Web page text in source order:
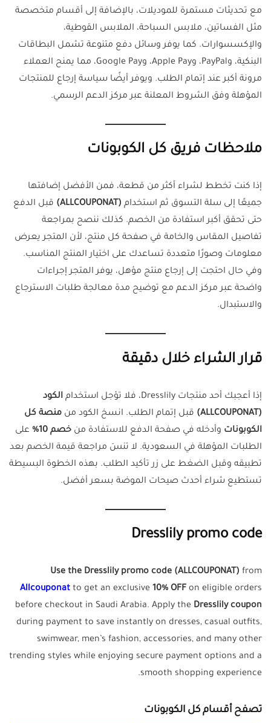
مع تحديثات مستمرة للموديلات، بالإضافة إلى أقسام متخصصة
مثل الفساتين، ملابس السباحة، الملابس القوطية،
والإكسسوارات. كما يوفر وسائل دفع متنوعة تشمل البطاقات
البنكية، وPayPal، وApple Pay، وGoogle Pay، مما يمنح العملاء
مرونة أكبر عند إتمام الطلب. ويوفر أيضًا سياسة إرجاع للمنتجات
المؤهلة وفق الشروط المعلنة عبر مركز الدعم الرسمي.
ملاحظات فريق كل الكوبونات
إذا كنت تخطط لشراء أكثر من قطعة، فمن الأفضل إضافتها
جميعًا إلى سلة التسوق ثم استخدام (ALLCOUPONAT)
قبل الدفع
حتى تحقق أكبر استفادة من الخصم. كذلك ننصح بمراجعة
تفاصيل المقاس والخامة في صفحة كل منتج، لأن المتجر يعرض
معلومات وصورًا متعددة تساعدك على اختيار المنتج المناسب.
وفي حال احتجت إلى إرجاع منتج مؤهل، يوفر المتجر إجراءات
واضحة عبر مركز الدعم مع توضيح مدة معالجة طلبات الاسترجاع
والاستبدال.
قرار الشراء خلال دقيقة
إذا أعجبك أحد منتجات Dresslily، فلا تؤجل استخدام
الكود
(ALLCOUPONAT)
قبل إتمام الطلب. انسخ الكود من منصة كل
الكوبونات وأدخله في صفحة الدفع للاستفادة من خصم 10%
على
الطلبات المؤهلة في السعودية. لا تنسَ مراجعة قيمة الخصم بعد
تطبيقه وقبل الضغط على زر تأكيد الطلب. بهذه الخطوة البسيطة
تستطيع شراء أحدث صيحات الموضة بسعر أفضل.
Dresslily promo code
Use the Dresslily promo code (ALLCOUPONAT) from
Allcouponat to get an exclusive 10% OFF on eligible orders
before checkout in Saudi Arabia. Apply the Dresslily coupon
during payment to save instantly on dresses, casual outfits,
swimwear, men’s fashion, accessories, and many other
trending styles while enjoying secure payment options and a
smooth shopping experience.
تصفح أقسام كل الكوبونات